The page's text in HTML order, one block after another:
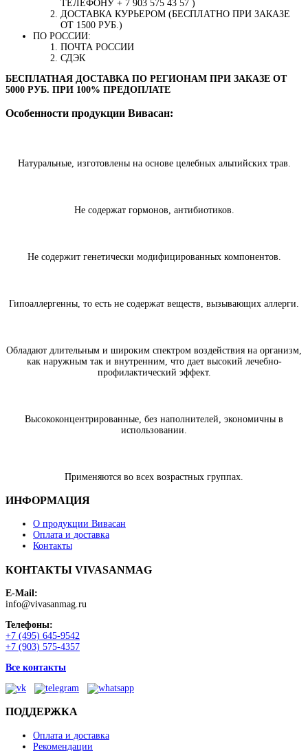
ТЕЛЕФОНУ + 7 903 575 43 57 )
ДОСТАВКА КУРЬЕРОМ (БЕСПЛАТНО ПРИ ЗАКАЗЕ
ОТ 1500 РУБ.)
ПО РОССИИ:
ПОЧТА РОССИИ
СДЭК
БЕСПЛАТНАЯ ДОСТАВКА ПО РЕГИОНАМ ПРИ ЗАКАЗЕ ОТ
5000 РУБ. ПРИ 100% ПРЕДОПЛАТЕ
Особенности продукции Вивасан:
Натуральные, изготовлены на основе целебных альпийских трав.
Не содержат гормонов, антибиотиков.
Не содержит генетически модифицированных компонентов.
Гипоаллергенны, то есть не содержат веществ, вызывающих аллерги.
Обладают длительным и широким спектром воздействия на организм,
как наружным так и внутренним, что дает высокий лечебно-
профилактический эффект.
Высококонцентрированные, без наполнителей, экономичны в
использовании.
Применяются во всех возрастных группах.
ИНФОРМАЦИЯ
О продукции Вивасан
Оплата и доставка
Контакты
КОНТАКТЫ VIVASANMAG
E-Mail:
info@vivasanmag.ru
Телефоны:
+7 (495) 645-9542
+7 (903) 575-4357
Все контакты
ПОДДЕРЖКА
Оплата и доставка
Рекомендации